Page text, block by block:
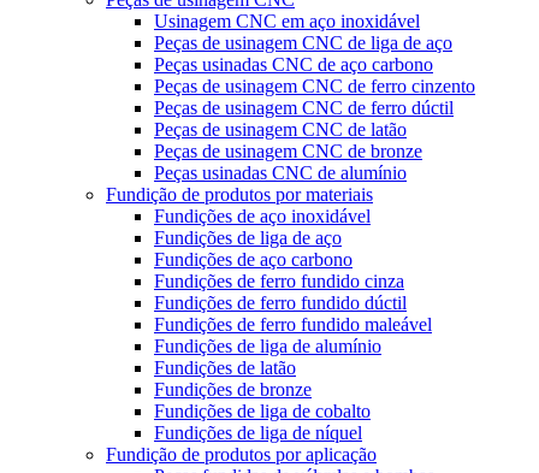
Usinagem CNC em aço inoxidável
Peças de usinagem CNC de liga de aço
Peças usinadas CNC de aço carbono
Peças de usinagem CNC de ferro cinzento
Peças de usinagem CNC de ferro dúctil
Peças de usinagem CNC de latão
Peças de usinagem CNC de bronze
Peças usinadas CNC de alumínio
Fundição de produtos por materiais
Fundições de aço inoxidável
Fundições de liga de aço
Fundições de aço carbono
Fundições de ferro fundido cinza
Fundições de ferro fundido dúctil
Fundições de ferro fundido maleável
Fundições de liga de alumínio
Fundições de latão
Fundições de bronze
Fundições de liga de cobalto
Fundições de liga de níquel
Fundição de produtos por aplicação